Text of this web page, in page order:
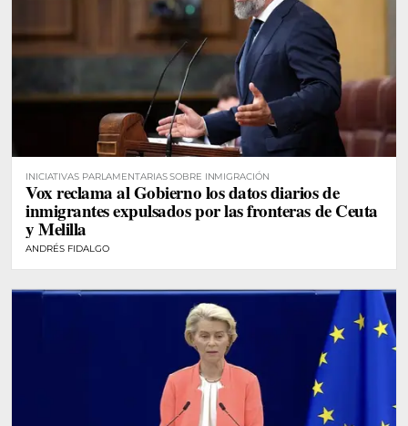
INICIATIVAS PARLAMENTARIAS SOBRE INMIGRACIÓN
Vox reclama al Gobierno los datos diarios de
inmigrantes expulsados por las fronteras de Ceuta
y Melilla
ANDRÉS FIDALGO